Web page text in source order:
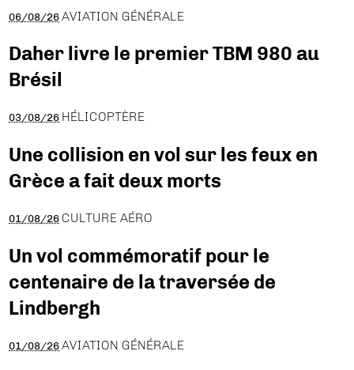
06/08/26 AVIATION GÉNÉRALE
Daher livre le premier TBM 980 au
Brésil
03/08/26 HÉLICOPTÈRE
Une collision en vol sur les feux en
Grèce a fait deux morts
01/08/26 CULTURE AÉRO
Un vol commémoratif pour le
centenaire de la traversée de
Lindbergh
01/08/26 AVIATION GÉNÉRALE